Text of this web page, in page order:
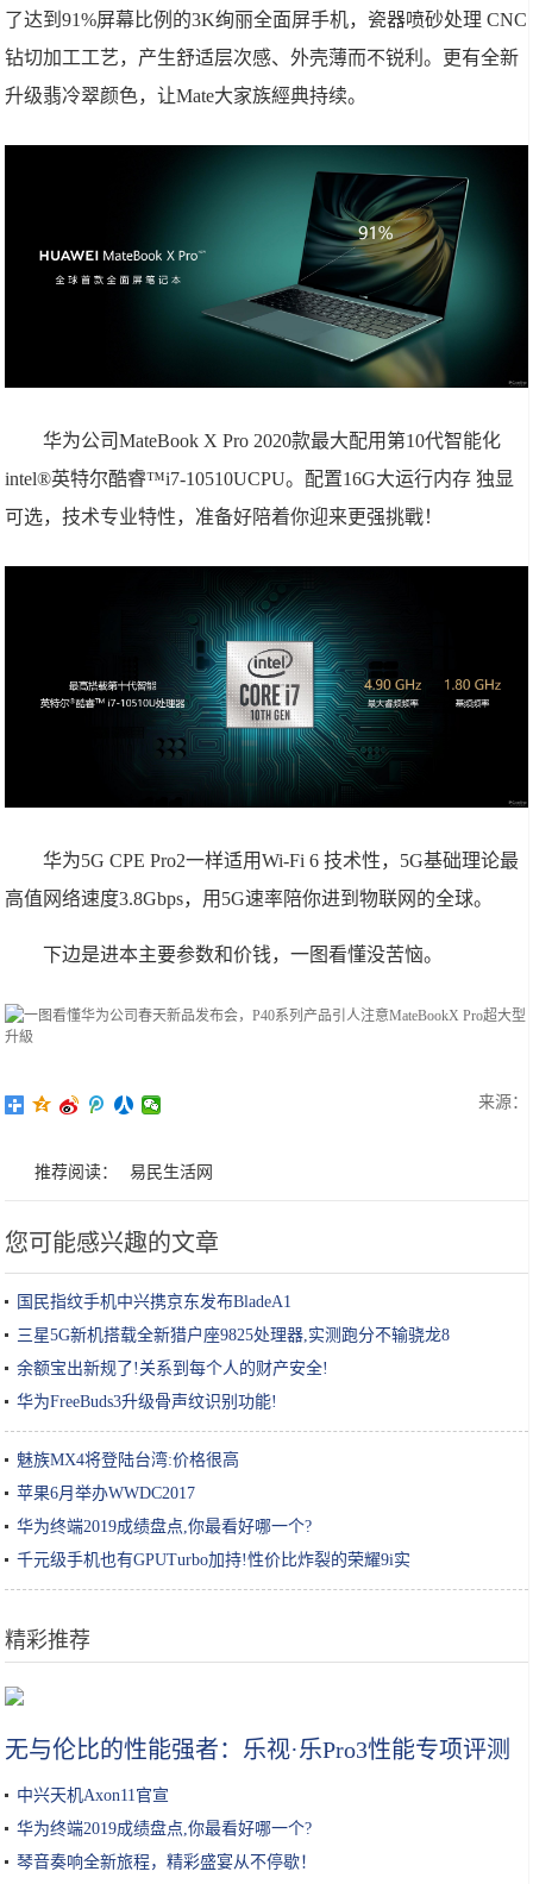
了达到91%屏幕比例的3K绚丽全面屏手机，瓷器喷砂处理 CNC
钻切加工工艺，产生舒适层次感、外壳薄而不锐利。更有全新
升级翡冷翠颜色，让Mate大家族經典持续。
华为公司MateBook X Pro 2020款最大配用第10代智能化
intel®英特尔酷睿™i7-10510UCPU。配置16G大运行内存 独显
可选，技术专业特性，准备好陪着你迎来更强挑戰！
华为5G CPE Pro2一样适用Wi-Fi 6 技术性，5G基础理论最
高值网络速度3.8Gbps，用5G速率陪你进到物联网的全球。
下边是进本主要参数和价钱，一图看懂没苦恼。
来源：
推荐阅读： 易民生活网
您可能感兴趣的文章
国民指纹手机中兴携京东发布BladeA1
三星5G新机搭载全新猎户座9825处理器,实测跑分不输骁龙8
余额宝出新规了!关系到每个人的财产安全!
华为FreeBuds3升级骨声纹识别功能!
魅族MX4将登陆台湾:价格很高
苹果6月举办WWDC2017
华为终端2019成绩盘点,你最看好哪一个?
千元级手机也有GPUTurbo加持!性价比炸裂的荣耀9i实
精彩推荐
无与伦比的性能强者：乐视·乐Pro3性能专项评测
中兴天机Axon11官宣
华为终端2019成绩盘点,你最看好哪一个?
琴音奏响全新旅程，精彩盛宴从不停歇！